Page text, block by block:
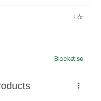
1 år
Blocket.se